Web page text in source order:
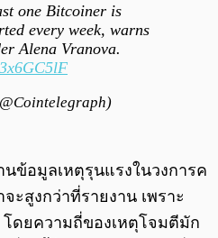
one Bitcoiner is
every week, warns
Alena Vranova.
นข้อมูลเหตุรุนแรงในวงการค
ะสูงกว่าที่รายงาน เพราะ
ดยความถี่ของเหตุโจมตีมัก